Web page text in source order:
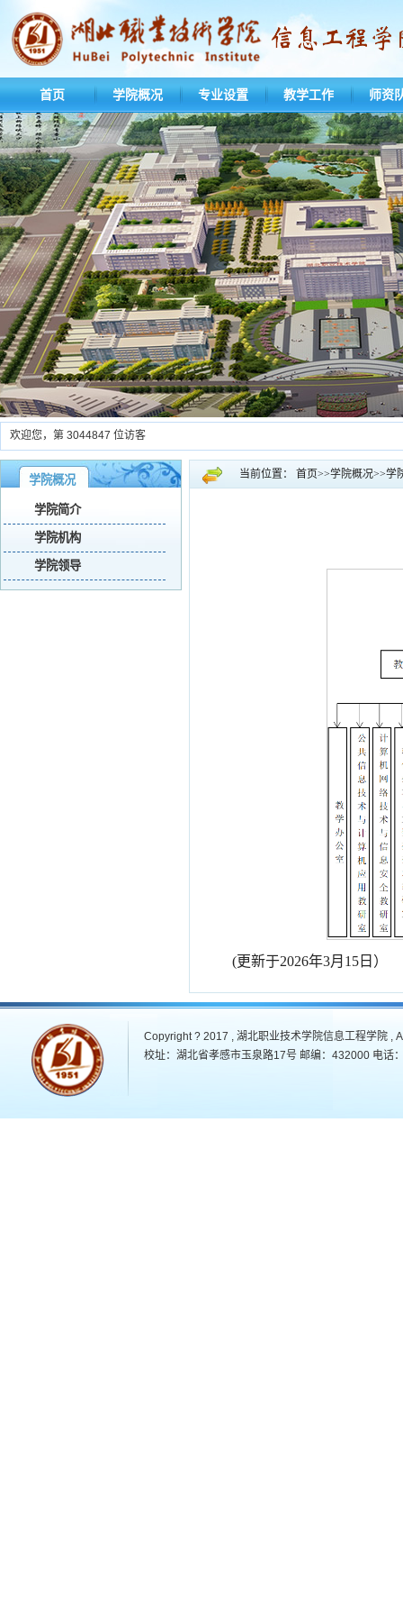
首页 学院概况 专业设置 教学工作 师资
欢迎您，第 3044847 位访客
学院概况
学院简介
学院机构
学院领导
当前位置： 首页>>学院概况>>学
(更新于2026年3月15日）
Copyright ? 2017 , 湖北职业技术学院信息工程学院 ,
校址：湖北省孝感市玉泉路17号 邮编：432000 电话